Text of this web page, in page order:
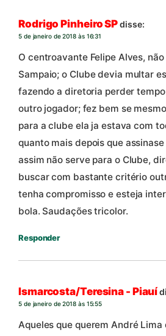
Rodrigo Pinheiro SPdisse:
5 de janeiro de 2018 às 16:31
O centroavante Felipe Alves,
Sampaio; o Clube devia multar
fazendo a diretoria perder
outro jogador; fez bem se
para a clube ela ja estava com
quanto mais depois que
assim não serve para o Clube,
buscar com bastante critério
tenha compromisso e esteja
bola. Saudações tricolor.
Responder
Ismarcosta/Teresina - Piauí
5 de janeiro de 2018 às 15:55
Aqueles que querem André Lima